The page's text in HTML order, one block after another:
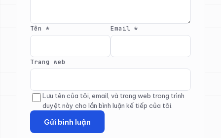
Tên * Email *
Trang web
Lưu tên của tôi, email, và trang web trong trình
duyệt này cho lần bình luận kế tiếp của tôi.